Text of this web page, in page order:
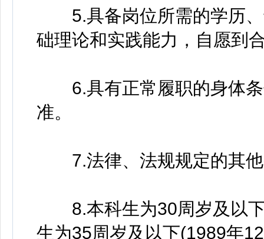
5.具备岗位所需的学历、
础理论和实践能力，自愿到
6.具有正常履职的身体条
准。
7.法律、法规规定的其他
8.本科生为30周岁及以下
生为35周岁及以下(1989年